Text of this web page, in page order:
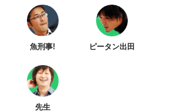
魚刑事! ピータン出田
先生